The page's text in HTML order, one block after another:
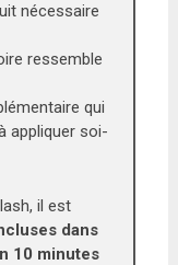
nécessaire
ressemble
qui
appliquer soi-
il est
dans
10 minutes